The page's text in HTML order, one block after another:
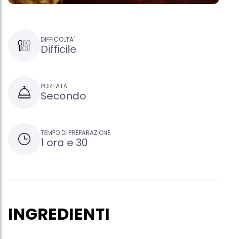
DIFFICOLTA'
Difficile
PORTATA
Secondo
TEMPO DI PREPARAZIONE
1 ora e 30
INGREDIENTI